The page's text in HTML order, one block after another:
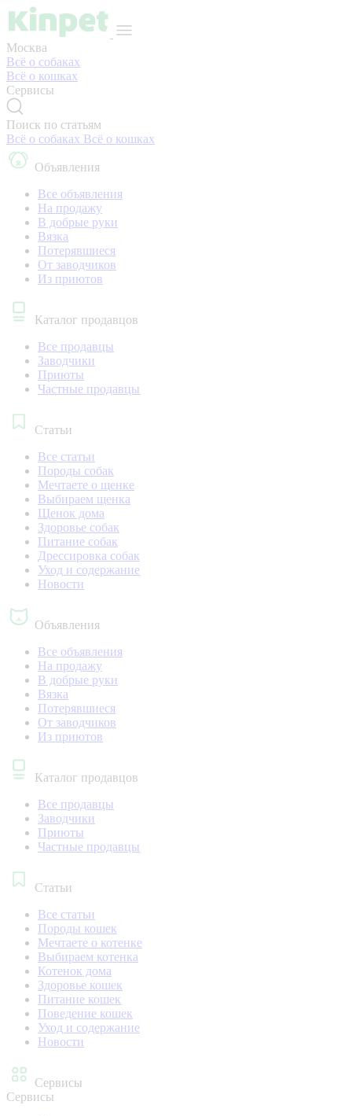
Москва
Всё о собаках
Всё о кошках
Сервисы
Поиск по статьям
Всё о собаках Всё о кошках
Объявления
Все объявления
На продажу
В добрые руки
Вязка
Потерявшиеся
От заводчиков
Из приютов
Каталог продавцов
Все продавцы
Заводчики
Приюты
Частные продавцы
Статьи
Все статьи
Породы собак
Мечтаете о щенке
Выбираем щенка
Щенок дома
Здоровье собак
Питание собак
Дрессировка собак
Уход и содержание
Новости
Объявления
Все объявления
На продажу
В добрые руки
Вязка
Потерявшиеся
От заводчиков
Из приютов
Каталог продавцов
Все продавцы
Заводчики
Приюты
Частные продавцы
Статьи
Все статьи
Породы кошек
Мечтаете о котенке
Выбираем котенка
Котенок дома
Здоровье кошек
Питание кошек
Поведение кошек
Уход и содержание
Новости
Сервисы
Сервисы